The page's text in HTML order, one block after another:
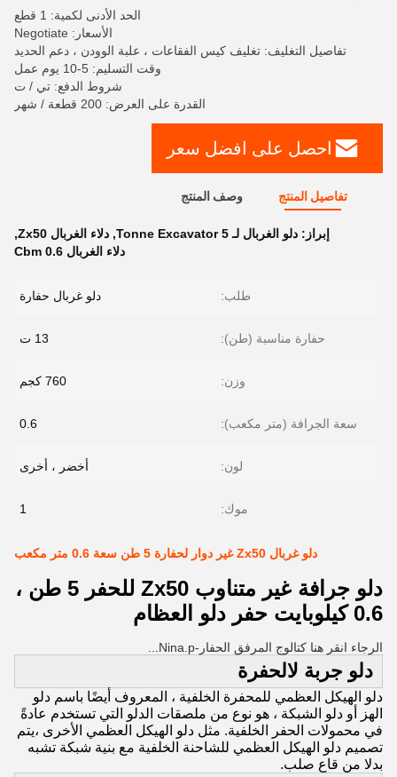
الحد الأدنى لكمية: 1 قطع
الأسعار: Negotiate
تفاصيل التغليف: تغليف كيس الفقاعات ، علبة الوودن ، دعم الحديد
وقت التسليم: 5-10 يوم عمل
شروط الدفع: تي / ت
القدرة على العرض: 200 قطعة / شهر
احصل على افضل سعر
تفاصيل المنتج وصف المنتج
إبراز: دلو الغربال لـ 5 Tonne Excavator , دلاء الغربال Zx50
,
دلاء الغربال 0.6 Cbm
طلب: دلو غربال حفارة
حفارة مناسبة (طن): 13 ت
وزن: 760 كجم
سعة الجرافة (متر مكعب): 0.6
لون: أخضر ، أخرى
موك: 1
دلو غربال Zx50 غير دوار لحفارة 5 طن سعة 0.6 متر مكعب
دلو جرافة غير متناوب Zx50 للحفر 5 طن ،
0.6 كيلوبايت حفر دلو العظام
الرجاء انقر هنا كتالوج المرفق الحفار-Nina.p...
دلو جربة لالحفرة
دلو الهيكل العظمي للمحفرة الخلفية ، المعروف أيضًا باسم دلو
الهز أو دلو الشبكة ، هو نوع من ملصقات الدلو التي تستخدم عادةً
في محمولات الحفر الخلفية. مثل دلو الهيكل العظمي الأخرى ،يتم
تصميم دلو الهيكل العظمي للشاحنة الخلفية مع بنية شبكة تشبه
بدلا من قاع صلب.